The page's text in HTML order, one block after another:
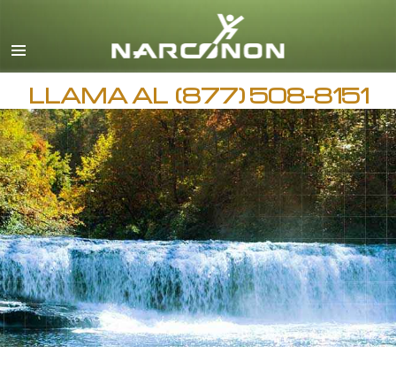
Español
Todas las Regiones/Idiomas
LLAMA AL (877) 508-8151